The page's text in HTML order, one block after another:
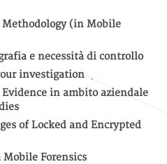
Methodology (in Mobile
e necessità di controllo
investigation
in ambito aziendale
of Locked and Encrypted
Forensics